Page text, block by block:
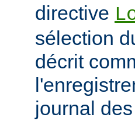
directive
sélection
décrit
journal